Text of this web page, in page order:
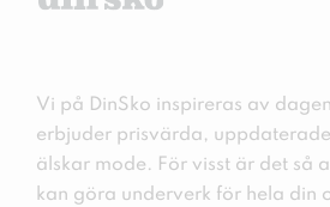
Vi på DinSko inspireras av
erbjuder prisvärda,
älskar mode. För visst är det så
kan göra underverk för hela din